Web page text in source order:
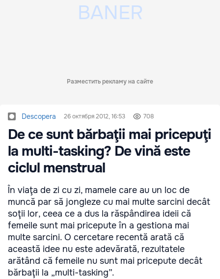
Разместить рекламу на сайте
Descopera 26 октября 2012, 16:53 708
De ce sunt bărbaţii mai pricepuţi
la multi-tasking? De vină este
ciclul menstrual
În viaţa de zi cu zi, mamele care au un loc de
muncă par să jongleze cu mai multe sarcini decât
soţii lor, ceea ce a dus la răspândirea ideii că
femeile sunt mai pricepute în a gestiona mai
multe sarcini. O cercetare recentă arată că
această idee nu este adevărată, rezultatele
arătând că femeile nu sunt mai pricepute decât
bărbaţii la „multi-tasking”.